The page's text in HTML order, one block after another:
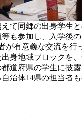
て同郷の出身学生
も参加し、入学後
が有意義な交流を行
身地域ブロックを
道府県の学生に披
治体14県の担当者